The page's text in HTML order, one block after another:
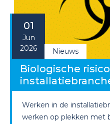
01
Jun
2026
Nieuws
Biologische
Werken in de
werken op plekken met